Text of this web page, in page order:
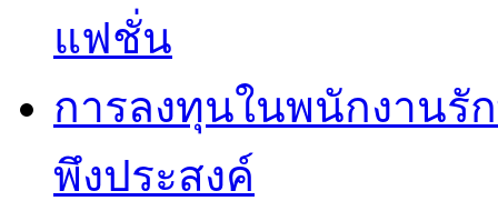
แฟชั่น
การลงทุนในพนักงานรั
พึงประสงค์